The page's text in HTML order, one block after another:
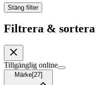
Stäng filter
Filtrera & sortera
Tillgänglig online
Märke[27]